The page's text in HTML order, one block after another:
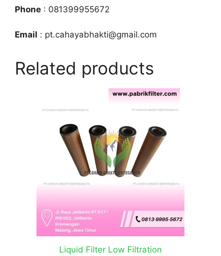
Phone : 081399955672
Email : pt.cahayabhakti@gmail.com
Related products
Liquid Filter Low Filtration